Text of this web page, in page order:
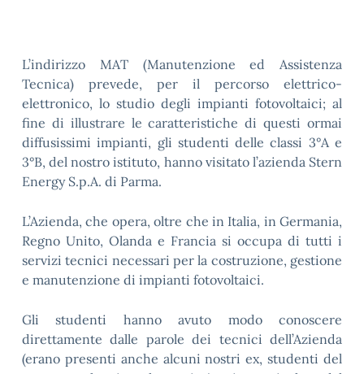
L’indirizzo MAT (Manutenzione ed Assistenza
Tecnica) prevede, per il percorso elettrico-
elettronico, lo studio degli impianti fotovoltaici; al
fine di illustrare le caratteristiche di questi ormai
diffusissimi impianti, gli studenti delle classi 3°A e
3°B, del nostro istituto, hanno visitato l’azienda Stern
Energy S.p.A. di Parma.
L’Azienda, che opera, oltre che in Italia, in Germania,
Regno Unito, Olanda e Francia si occupa di tutti i
servizi tecnici necessari per la costruzione, gestione
e manutenzione di impianti fotovoltaici.
Gli studenti hanno avuto modo conoscere
direttamente dalle parole dei tecnici dell’Azienda
(erano presenti anche alcuni nostri ex, studenti del